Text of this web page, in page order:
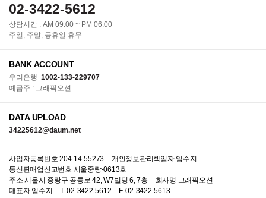
02-3422-5612
상담시간 : AM 09:00 ~ PM 06:00
주일, 주말, 공휴일 휴무
BANK ACCOUNT
우리은행 1002-133-229707
예금주 : 그래픽오션
DATA UPLOAD
34225612@daum.net
사업자등록번호 204-14-55273
개인정보관리책임자 임수지
통신판매업신고번호 서울중랑-0613호
주소 서울시 중랑구 공릉로 42, W7빌딩 6, 7층
회사명 그래픽오션
대표자 임수지
T. 02-3422-5612
F. 02-3422-5613